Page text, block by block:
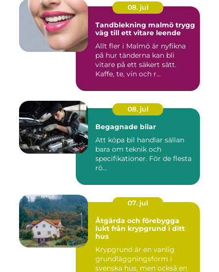
08. jul
Tandblekning malmö trygg
väg till ett vitare leende
Allt fler i Malmö är nyfikna
på hur tänderna kan bli
vitare på ett säkert sätt.
Kaffe, te, vin och r...
08. jul
Begagnade bilar
Att köpa bil handlar sällan
bara om teknik och
specifikationer. För de flesta
rö...
07. jul
Åtgärda och förebygga
lukt från krypgrund i ditt
hus
Krypgrund är en vanlig
grundläggningsform i
svenska hus, men också en